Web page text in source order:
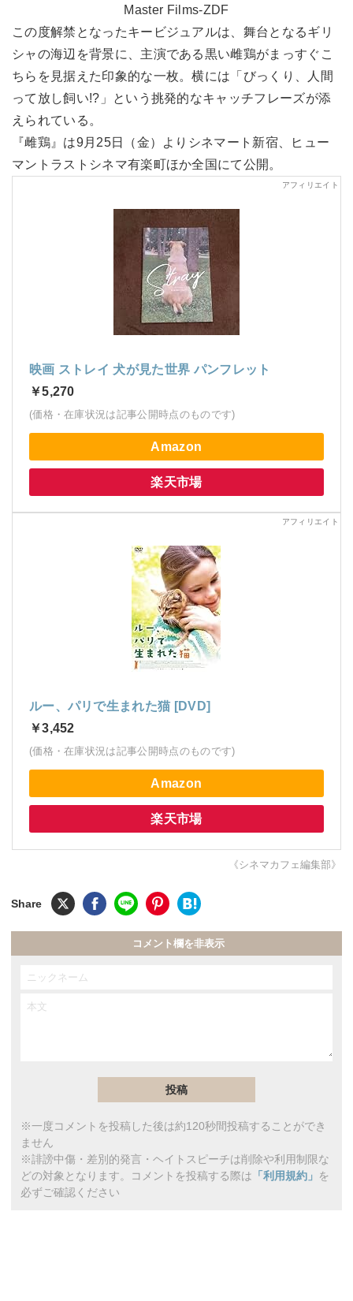
Master Films-ZDF
この度解禁となったキービジュアルは、舞台となるギリ
シャの海辺を背景に、主演である黒い雌鶏がまっすぐこ
ちらを見据えた印象的な一枚。横には「びっくり、人間
って放し飼い!?」という挑発的なキャッチフレーズが添
えられている。
『雌鶏』は9月25日（金）よりシネマート新宿、ヒュー
マントラストシネマ有楽町ほか全国にて公開。
映画 ストレイ 犬が見た世界 パンフレット
￥5,270
(価格・在庫状況は記事公開時点のものです)
Amazon
楽天市場
ルー、パリで生まれた猫 [DVD]
￥3,452
(価格・在庫状況は記事公開時点のものです)
Amazon
楽天市場
《シネマカフェ編集部》
コメント欄を非表示
※一度コメントを投稿した後は約120秒間投稿することができ
ません
※誹謗中傷・差別的発言・ヘイトスピーチは削除や利用制限な
どの対象となります。コメントを投稿する際は 「利用規約」 を
必ずご確認ください